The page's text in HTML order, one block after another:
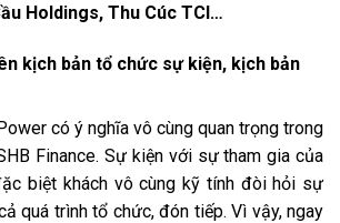
Holdings, Thu Cúc TCI…
kịch bản tổ chức sự kiện, kịch bản
có ý nghĩa vô cùng quan trọng trong
Finance. Sự kiện với sự tham gia của
biệt khách vô cùng kỹ tính đòi hỏi sự
quá trình tổ chức, đón tiếp. Vì vậy, ngay